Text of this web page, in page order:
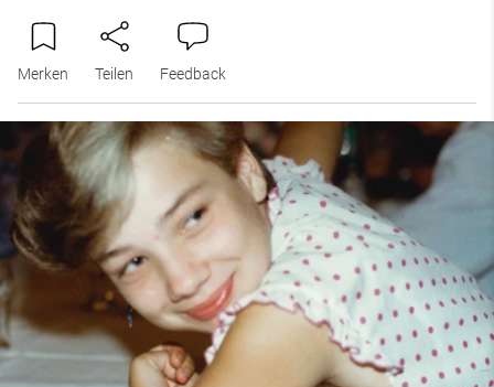
Merken Teilen Feedback